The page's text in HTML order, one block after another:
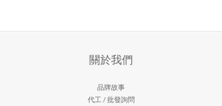
關於我們
品牌故事
代工 / 批發詢問